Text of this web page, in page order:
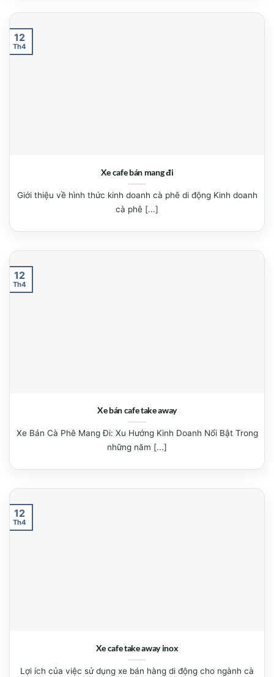
Xe cafe bán mang đi
Giới thiệu về hình thức kinh doanh cà phê di động Kinh doanh
cà phê [...]
12
Th4
Xe bán cafe take away
Xe Bán Cà Phê Mang Đi: Xu Hướng Kinh Doanh Nổi Bật Trong
những năm [...]
12
Th4
Xe cafe take away inox
Lợi ích của việc sử dụng xe bán hàng di động cho ngành cà
12
Th4